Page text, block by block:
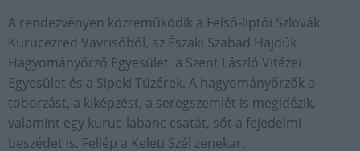
A rendezvényen közreműködik a Felső-liptói Szlovák
Kurucezred Vavrisóból, az Északi Szabad Hajdúk
Hagyományőrző Egyesület, a Szent László Vitézei
Egyesület és a Sipeki Tüzérek. A hagyományőrzők a
toborzást, a kiképzést, a seregszemlét is megidézik,
valamint egy kuruc-labanc csatát, sőt a fejedelmi
beszédet is. Fellép a Keleti Szél zenekar.